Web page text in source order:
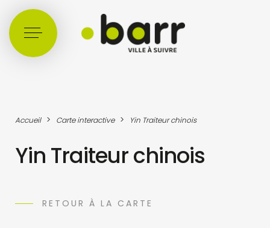
Accueil > Carte interactive > Yin Traiteur chinois
Yin Traiteur chinois
RETOUR À LA CARTE